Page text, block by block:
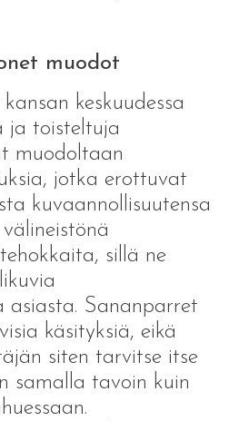
muodot
keskuudessa
ja toisteltuja
muodoltaan
jotka erottuvat
kuvaannollisuutensa
sillä ne
asiasta. Sananparret
käsityksiä, eikä
siten tarvitse itse
samalla tavoin kuin